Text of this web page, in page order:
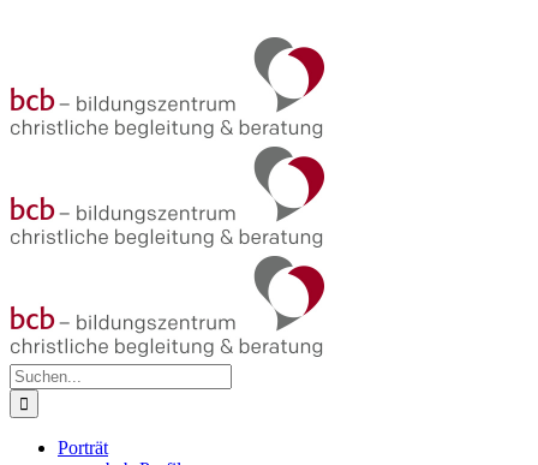
Suche
nach:
Porträt